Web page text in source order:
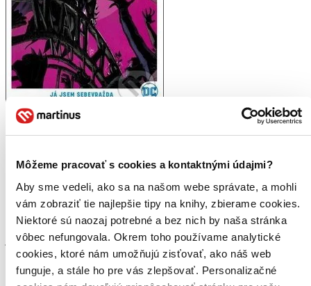
Môžeme pracovať s cookies a kontaktnými údajmi?
Aby sme vedeli, ako sa na našom webe správate, a mohli
vám zobraziť tie najlepšie tipy na knihy, zbierame cookies.
Niektoré sú naozaj potrebné a bez nich by naša stránka
vôbec nefungovala. Okrem toho používame analytické
cookies, ktoré nám umožňujú zisťovať, ako náš web
funguje, a stále ho pre vás zlepšovať. Personalizačné
Batman: Já jsem sebevražda
Batman si už zvykl žádat občas (nerad) o pomoc své superhrdinské
přátele. Teď musí dát dohromady tým složený z těch nejdrsnějších
členů netopýří rodiny, aby zachránil město před zkázou. A do toho
ještě získat z rukou padouchů zpátky nebezpečný...
12,70 €